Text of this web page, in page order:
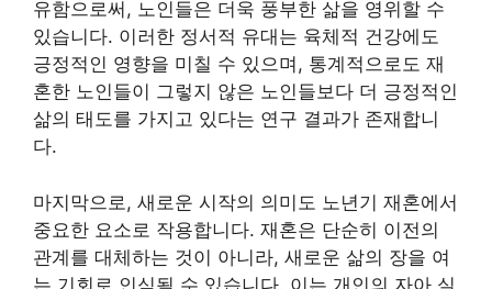
유함으로써, 노인들은 더욱 풍부한 삶을 영위할 수
있습니다. 이러한 정서적 유대는 육체적 건강에도
긍정적인 영향을 미칠 수 있으며, 통계적으로도 재
혼한 노인들이 그렇지 않은 노인들보다 더 긍정적인
삶의 태도를 가지고 있다는 연구 결과가 존재합니
다.
마지막으로, 새로운 시작의 의미도 노년기 재혼에서
중요한 요소로 작용합니다. 재혼은 단순히 이전의
관계를 대체하는 것이 아니라, 새로운 삶의 장을 여
는 기회로 인식될 수 있습니다. 이는 개인의 자아 실